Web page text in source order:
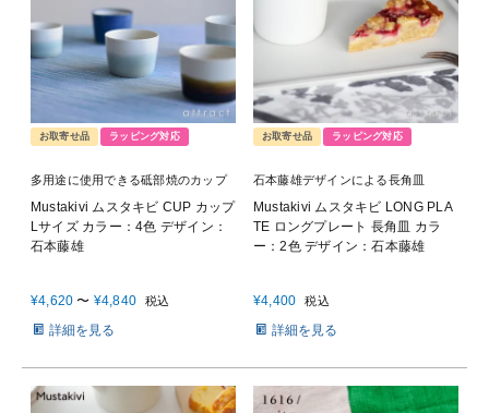
お取寄せ品 ラッピング対応
多用途に使用できる砥部焼のカップ
Mustakivi ムスタキビ CUP カップ
Lサイズ カラー：4色 デザイン：
石本藤雄
¥4,620 〜 ¥4,840 税込
詳細を見る
お取寄せ品 ラッピング対応
石本藤雄デザインによる長角皿
Mustakivi ムスタキビ LONG PLA
TE ロングプレート 長角皿 カラ
ー：2色 デザイン：石本藤雄
¥4,400 税込
詳細を見る